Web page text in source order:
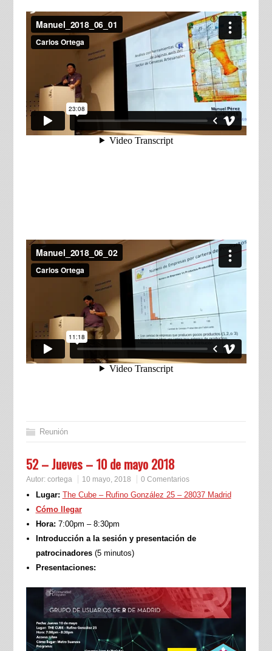
Reunión
52 – Jueves – 10 de mayo 2018
Autor: cortega 10 mayo, 2018 0 Comentarios
Lugar: The Cube – Rufino González 25 – 28037 Madrid
Cómo llegar
Hora: 7:00pm – 8:30pm
Introducción a la sesión y presentación de
patrocinadores(5 minutos)
Presentaciones: